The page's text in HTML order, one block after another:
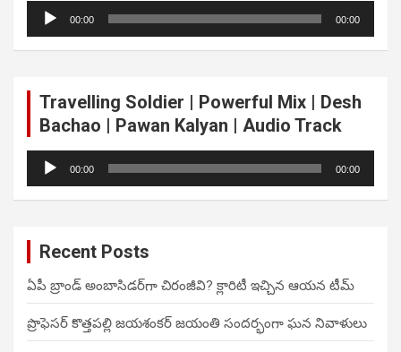
Audio
Player
00:00 00:00
Travelling Soldier | Powerful Mix | Desh
Bachao | Pawan Kalyan | Audio Track
Audio
Player
00:00 00:00
Recent Posts
ఏపీ బ్రాండ్ అంబాసిడర్‌గా చిరంజీవి? క్లారిటీ ఇచ్చిన ఆయన టీమ్
ప్రొఫెసర్ కొత్తపల్లి జయశంకర్ జయంతి సందర్భంగా ఘన నివాళులు